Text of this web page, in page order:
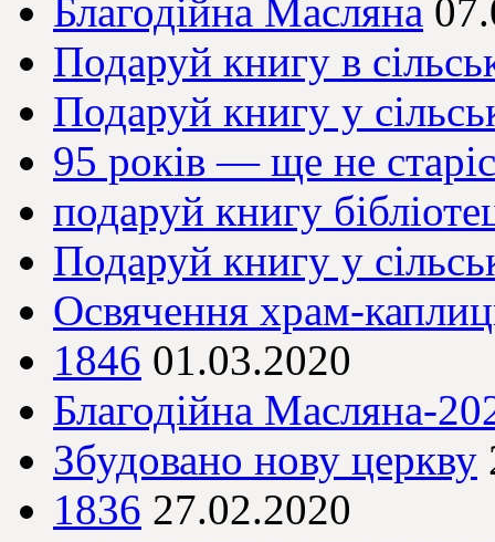
Благодійна Масляна
Подаруй книгу в
Подаруй книгу у
95 років — ще не
подаруй книгу
Подаруй книгу у
Освячення храм-
1846 01.03.2020
Благодійна Масляна-
Збудовано нову церкву
1836 27.02.2020